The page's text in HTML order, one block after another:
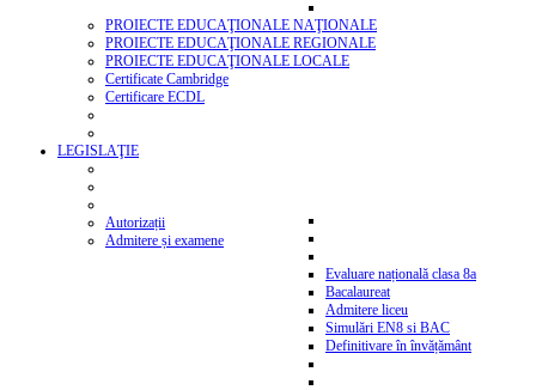
PROIECTE EDUCAŢIONALE NAŢIONALE
PROIECTE EDUCAŢIONALE REGIONALE
PROIECTE EDUCAŢIONALE LOCALE
Certificate Cambridge
Certificare ECDL
LEGISLAŢIE
Autorizații
Admitere și examene
Evaluare națională clasa 8a
Bacalaureat
Admitere liceu
Simulări EN8 si BAC
Definitivare în învățământ